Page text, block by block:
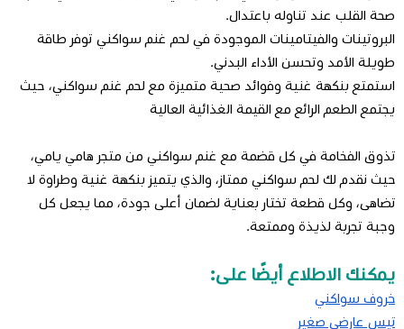
صحة القلب عند تناوله باعتدال.
البروتينات والفيتامينات الموجودة في لحم غنم سواكني توفر طاقة
طويلة الأمد وتحسن الأداء البدني.
استمتع بنكهة غنية وفوائد صحية متميزة مع لحم غنم سواكني، حيث
يجتمع الطعم الرائع مع القيمة الغذائية العالية
تذوق الفخامة في كل قضمة مع غنم سواكني من متجر هامي يامي،
حيث نقدم لك لحم سواكني ممتاز، والذي يتميز بنكهة غنية وطراوة لا
تضاهى، وكل قطعة تختار بعناية لضمان أعلى جودة، مما يجعل كل
وجبة تجربة لذيذة وممتعة.
يمكنك الاطلاع أيضًا على:
خروف سواكني
تيس عارضي صغير